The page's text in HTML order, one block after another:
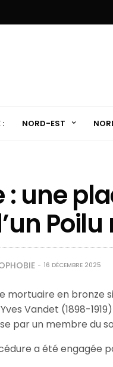
: NORD-EST
: une
16 DÉCEMBRE 2025
mortuaire en bronze
Vandet (1898-
par un membre du
a été engagée